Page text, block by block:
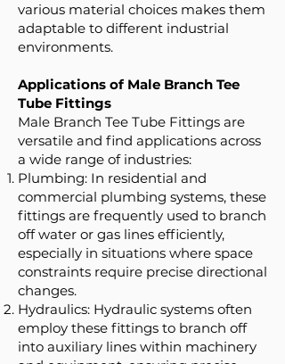
various material choices makes them
adaptable to different industrial
environments.
Applications of Male Branch Tee
Tube Fittings
Male Branch Tee Tube Fittings are
versatile and find applications across
a wide range of industries:
Plumbing: In residential and
commercial plumbing systems, these
fittings are frequently used to branch
off water or gas lines efficiently,
especially in situations where space
constraints require precise directional
changes.
Hydraulics: Hydraulic systems often
employ these fittings to branch off
into auxiliary lines within machinery